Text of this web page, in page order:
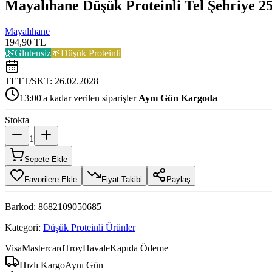
Mayalıhane Düşük Proteinli Tel Şehriye
Mayalıhane
194,90 TL
🌿Glutensiz🌱Düşük Proteinli
TETT/SKT: 26.02.2028
13:00'a kadar verilen siparişler Aynı Gün Kargoda
Stokta
1
Sepete Ekle
Favorilere Ekle Fiyat Takibi Paylaş
Barkod: 8682109050685
Kategori: Düşük Proteinli Ürünler
VisaMastercardTroyHavaleKapıda Ödeme
Hızlı KargoAynı Gün